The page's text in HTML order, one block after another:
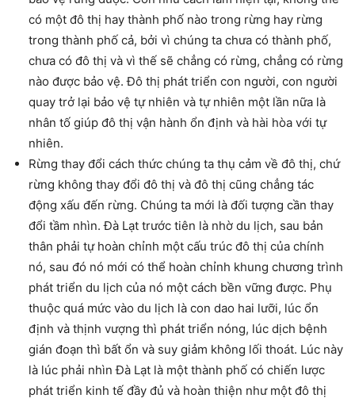
có một đô thị hay thành phố nào trong rừng hay rừng
trong thành phố cả, bởi vì chúng ta chưa có thành phố,
chưa có đô thị và vì thế sẽ chẳng có rừng, chẳng có rừng
nào được bảo vệ. Đô thị phát triển con người, con người
quay trở lại bảo vệ tự nhiên và tự nhiên một lần nữa là
nhân tố giúp đô thị vận hành ổn định và hài hòa với tự
nhiên.
Rừng thay đổi cách thức chúng ta thụ cảm về đô thị, chứ
rừng không thay đổi đô thị và đô thị cũng chẳng tác
động xấu đến rừng. Chúng ta mới là đối tượng cần thay
đổi tầm nhìn. Đà Lạt trước tiên là nhờ du lịch, sau bản
thân phải tự hoàn chỉnh một cấu trúc đô thị của chính
nó, sau đó nó mới có thể hoàn chỉnh khung chương trình
phát triển du lịch của nó một cách bền vững được. Phụ
thuộc quá mức vào du lịch là con dao hai lưỡi, lúc ổn
định và thịnh vượng thì phát triển nóng, lúc dịch bệnh
gián đoạn thì bất ổn và suy giảm không lối thoát. Lúc này
là lúc phải nhìn Đà Lạt là một thành phố có chiến lược
phát triển kinh tế đầy đủ và hoàn thiện như một đô thị